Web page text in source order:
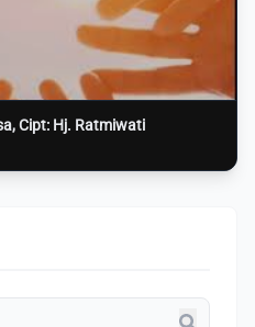
Cipt: Hj. Ratmiwati